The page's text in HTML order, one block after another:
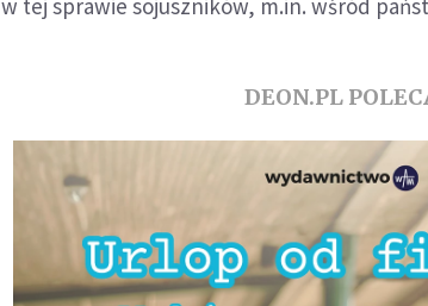
DEON.PL